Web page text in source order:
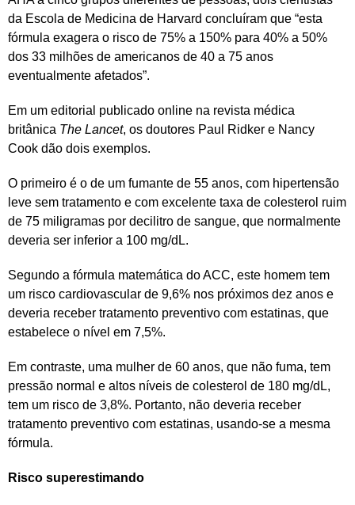
da Escola de Medicina de Harvard concluíram que “esta
fórmula exagera o risco de 75% a 150% para 40% a 50%
dos 33 milhões de americanos de 40 a 75 anos
eventualmente afetados”.
Em um editorial publicado online na revista médica
britânica The Lancet, os doutores Paul Ridker e Nancy
Cook dão dois exemplos.
O primeiro é o de um fumante de 55 anos, com hipertensão
leve sem tratamento e com excelente taxa de colesterol ruim
de 75 miligramas por decilitro de sangue, que normalmente
deveria ser inferior a 100 mg/dL.
Segundo a fórmula matemática do ACC, este homem tem
um risco cardiovascular de 9,6% nos próximos dez anos e
deveria receber tratamento preventivo com estatinas, que
estabelece o nível em 7,5%.
Em contraste, uma mulher de 60 anos, que não fuma, tem
pressão normal e altos níveis de colesterol de 180 mg/dL,
tem um risco de 3,8%. Portanto, não deveria receber
tratamento preventivo com estatinas, usando-se a mesma
fórmula.
Risco superestimando